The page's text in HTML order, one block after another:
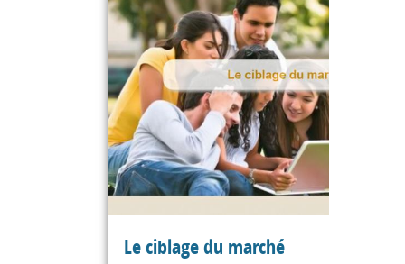
Le ciblage du marché